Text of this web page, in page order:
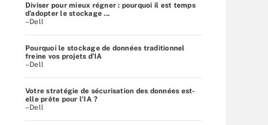
Diviser pour mieux régner : pourquoi il est temps
d’adopter le stockage ...
–Dell
Pourquoi le stockage de données traditionnel
freine vos projets d’IA
–Dell
Votre stratégie de sécurisation des données est-
elle prête pour l'IA ?
–Dell